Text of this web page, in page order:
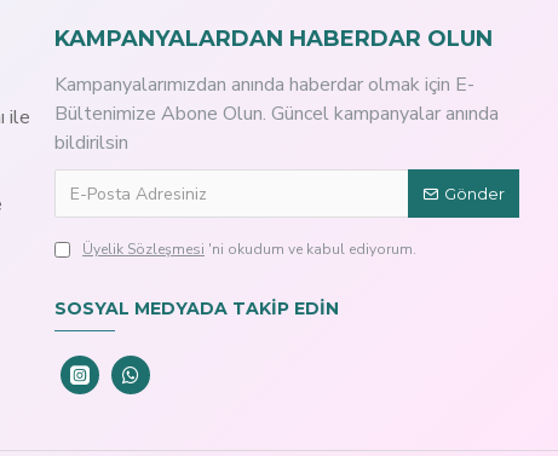
ile
KAMPANYALARDAN HABERDAR OLUN
Kampanyalarımızdan anında haberdar olmak için E-
Bültenimize Abone Olun. Güncel kampanyalar anında
bildirilsin
Gönder
Üyelik Sözleşmesi 'ni okudum ve kabul ediyorum.
SOSYAL MEDYADA TAKİP EDİN